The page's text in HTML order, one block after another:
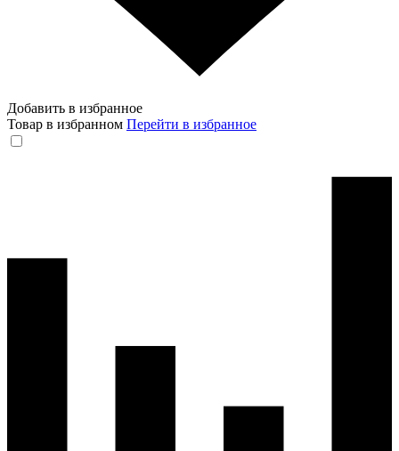
Добавить в избранное
Товар в избранном Перейти в избранное